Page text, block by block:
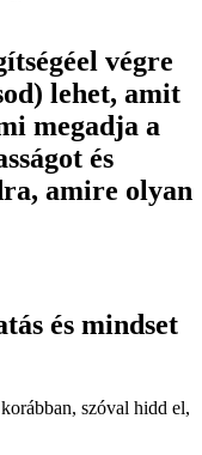
végre
lehet, amit
megadja a
és
amire olyan
és mindset
szóval hidd el,